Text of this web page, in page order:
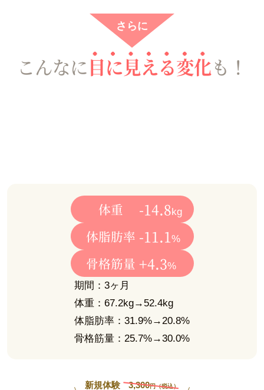
さらに
こんなに目に見える変化も！
体重 -14.8kg
体脂肪率 -11.1%
骨格筋量 +4.3%
期間：3ヶ月
体重：67.2kg→52.4kg
体脂肪率：31.9%→20.8%
骨格筋量：25.7%→30.0%
新規体験 3,300円（税込）